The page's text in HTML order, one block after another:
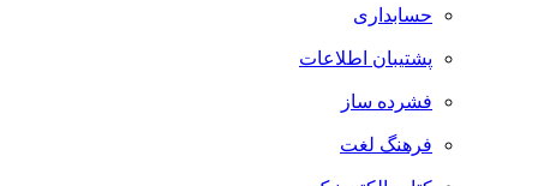
حسابداری
پشتیبان اطلاعات
فشرده ساز
فرهنگ لغت